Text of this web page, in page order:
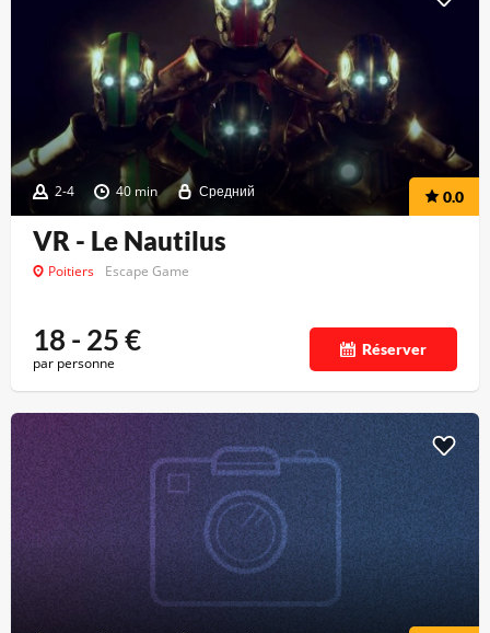
2-4 40 min Средний 0.0
VR - Le Nautilus
Poitiers Escape Game
18 - 25€
par personne
Réserver